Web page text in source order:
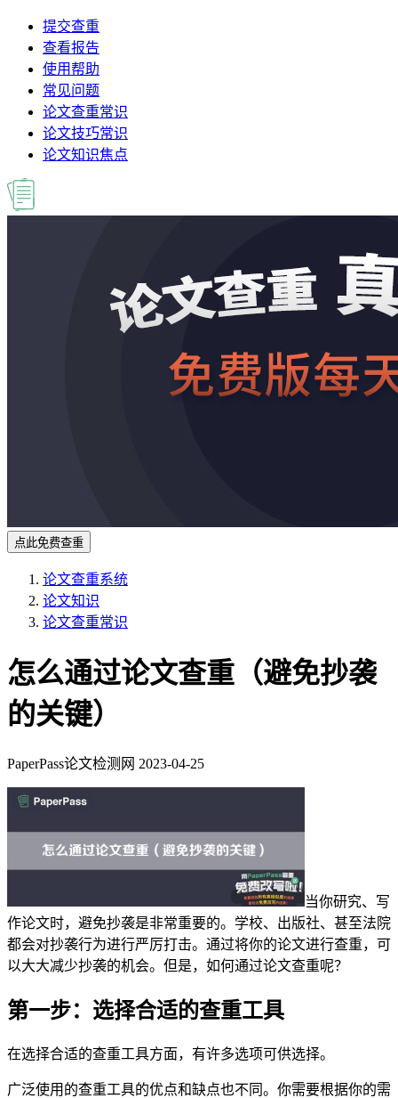
提交查重
查看报告
使用帮助
常见问题
论文查重常识
论文技巧常识
论文知识焦点
点此免费查重
论文查重系统
论文知识
论文查重常识
怎么通过论文查重（避免抄袭
的关键）
PaperPass论文检测网 2023-04-25
当你研究、写
作论文时，避免抄袭是非常重要的。学校、出版社、甚至法院
都会对抄袭行为进行严厉打击。通过将你的论文进行查重，可
以大大减少抄袭的机会。但是，如何通过论文查重呢？
第一步：选择合适的查重工具
在选择合适的查重工具方面，有许多选项可供选择。
广泛使用的查重工具的优点和缺点也不同。你需要根据你的需